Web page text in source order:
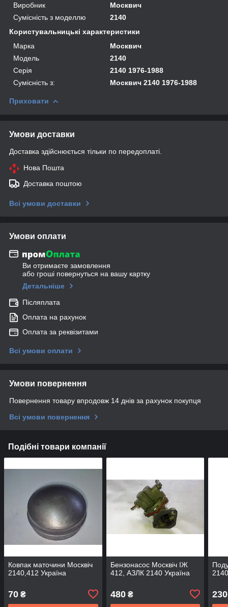
Виробник
Москвич
Сумісність з моделлю
2140
Користувальницькі характеристики
Марка
Москвич
Модель
2140
Серія
2140 1976-1988
Сумісність з:
Москвич 2140 1976-1988
Приховати
Умови доставки
Доставка здійснюється тільки по передоплаті.
Нова Пошта
Доставка поштою
Всі умови доставки
Умови оплати
Ви отримаєте замовлення
або гроші повернуться на вашу картку
Детальніше
Післяплата
Оплата на рахунок
Оплата за реквізитами
Всі умови оплати
Умови повернення
Повернення товару впродовж 14 днів за рахунок покупця
Всі умови повернення
Подібні товари компанії
Ковпак маточини Москвіч
2140,412 Україна
70 ₴
Бензонасос Москвіч ІЖ
412, АЗЛК 2140 Україна
480₴ 230